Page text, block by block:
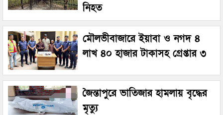
নিহত
মৌলভীবাজারে ইয়াবা ও নগদ ৪
লাখ ৪০ হাজার টাকাসহ গ্রেপ্তার ৩
জৈন্তাপুরে ভাতিজার হামলায় বৃদ্ধের
মৃত্যু